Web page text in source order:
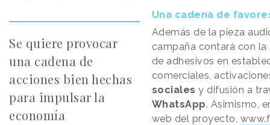
Se quiere provocar
una cadena de
acciones bien hechas
para impulsar la
economía
Una cadena de
Además de la pieza
campaña contará con
de adhesivos en
comerciales,
sociales y difusión a
WhatsApp. Asimismo,
web del proyecto,